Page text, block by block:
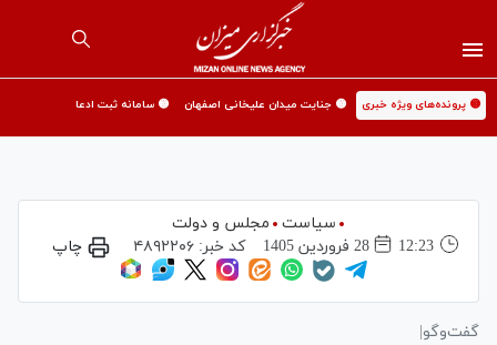
🟡 پرونده‌های ویژه خبری 🟡 جنایت میدان علیخانی اصفهان 🟡 سامانه ثبت ادعا
سیاست
مجلس و دولت
12:23
28 فروردين 1405 کد خبر: ۴۸۹۲۲۰۶ چاپ
گفت‌وگو|